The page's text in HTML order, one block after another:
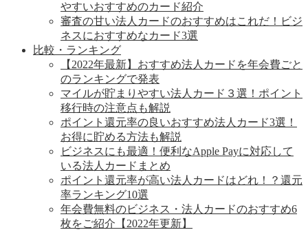
やすいおすすめのカード紹介
審査の甘い法人カードのおすすめはこれだ！ビジ
ネスにおすすめなカード3選
比較・ランキング
【2022年最新】おすすめ法人カードを年会費ごと
のランキングで発表
マイルが貯まりやすい法人カード３選！ポイント
移行時の注意点も解説
ポイント還元率の良いおすすめ法人カード3選！
お得に貯める方法も解説
ビジネスにも最適！便利なApple Payに対応して
いる法人カードまとめ
ポイント還元率が高い法人カードはどれ！？還元
率ランキング10選
年会費無料のビジネス・法人カードのおすすめ6
枚をご紹介【2022年更新】